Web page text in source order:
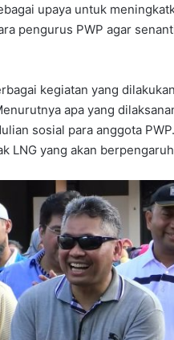
upaya untuk
pengurus PWP agar
kegiatan yang
apa yang
sosial para anggota
LNG yang akan